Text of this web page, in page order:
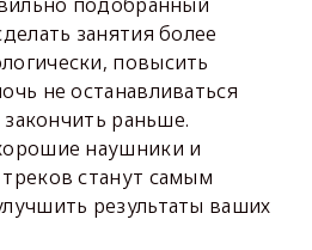
занятия более
повысить
не останавливаться
закончить раньше.
наушники и
станут самым
результаты ваших